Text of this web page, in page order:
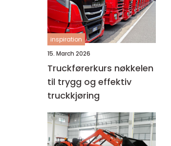
inspiration
15. March 2026
Truckførerkurs nøkkelen
til trygg og effektiv
truckkjøring